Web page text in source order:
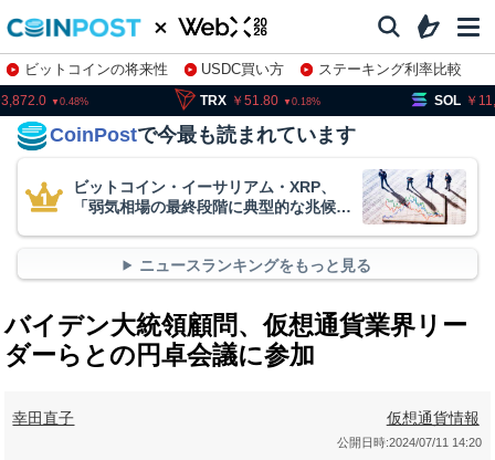
ビットコインの将来性 USDC買い方
ステーキング利率比較
株特集・関連銘柄
51.80 0.18 11,564.1
CoinPostで今最も読まれています
ビットコイン・イーサリアム・XRP、
「弱気相場の最終段階に典型的な兆候」
ニュースランキングをもっと見る
バイデン大統領顧問、仮想通貨業界リー
ダーらとの円卓会議に参加
幸田直子 仮想通貨情報
公開日時:2024/07/11 14:20